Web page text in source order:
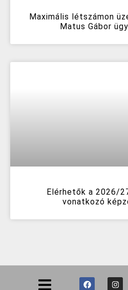
Maximális létszámon
Matus Gábor
Elérhetők a 2026/
vonatkozó